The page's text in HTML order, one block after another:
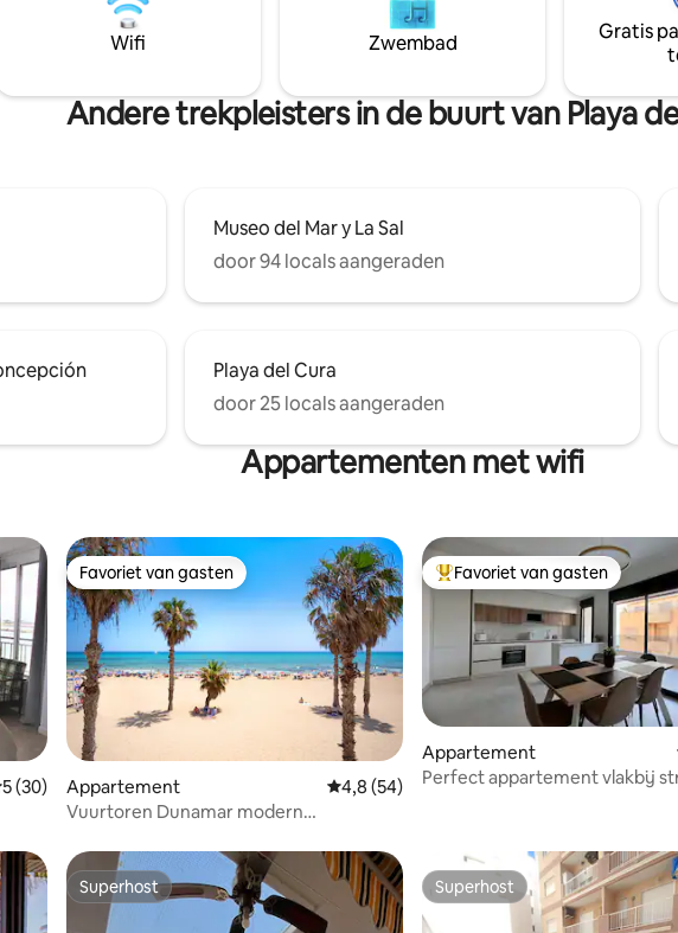
Voor laat inchecken is er een 24-
uurswinkel in de buurt. In de omgeving is
er een enorme selectie van restaurants,
minuten lopen.
op slechts een steenworp
Restaurants, winkels en
op loopafstand. Een kans om
Torrevieja!
Wifi Zwembad
Gratis
Andere trekpleisters in de buurt van Playa
Museo del Mar y La Sal
door 94 locals aangeraden
Playa del Cura
door 25 locals aangeraden
Appartementen met wifi
beoordeling van 5 uit 5, 30 recensies
5 (30)
Favoriet van gasten
Favoriet van gasten
Appartement Gemiddelde beoordeling van 4,8 uit 5, 54
4,8 (54)
Vuurtoren Dunamar modern
Topfavoriet van gasten
Favoriet van gasten
Appartement
Perfect appartement vlakbij
Superhost
Superhost Superhost
Superhost